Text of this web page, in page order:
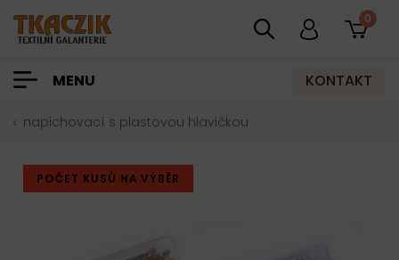
0
MENU KONTAKT
napichovací s plastovou hlavičkou
POČET KUSŮ NA VÝBĚR